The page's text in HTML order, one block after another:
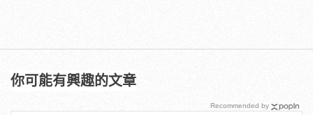
你可能有興趣的文章
Recommended by